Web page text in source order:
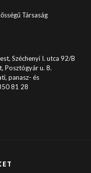
Társaság
Széchenyi I. utca 92/B
Posztógyár u. 8.
panasz- és
81 28